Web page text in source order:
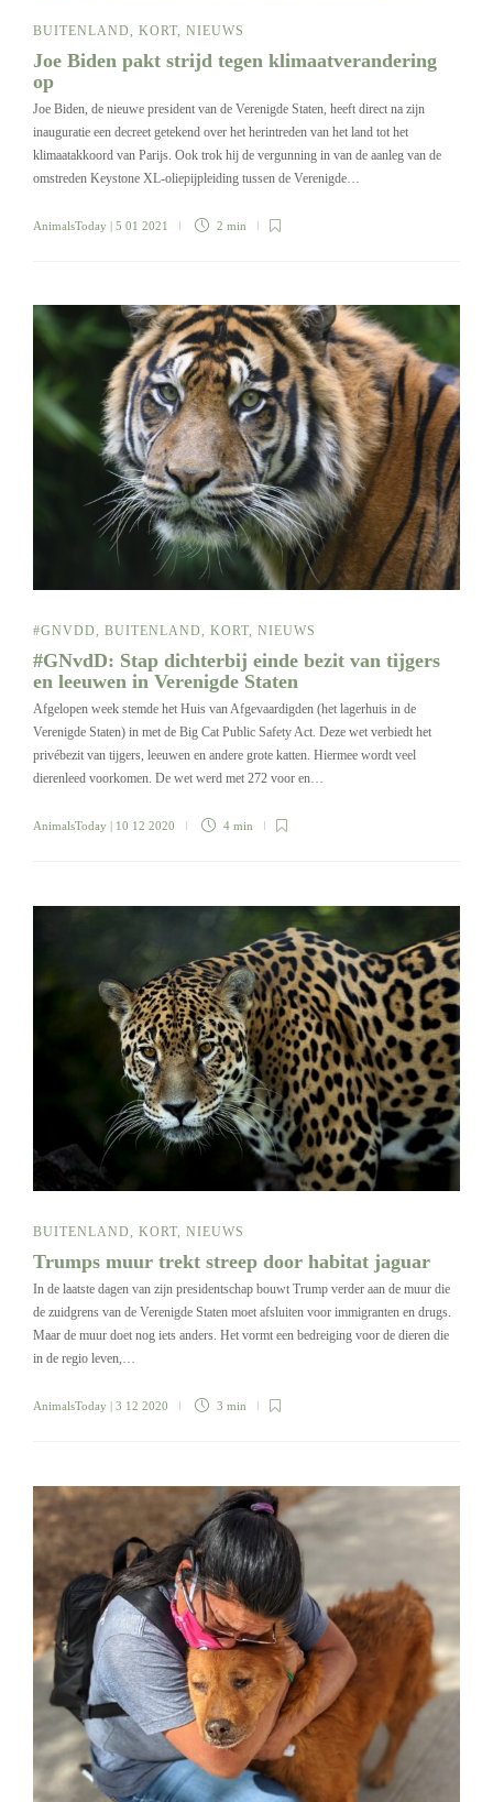
BUITENLAND KORT NIEUWS
Joe Biden pakt strijd tegen klimaatverandering
op
Joe Biden, de nieuwe president van de Verenigde Staten, heeft direct na zijn
inauguratie een decreet getekend over het herintreden van het land tot het
klimaatakkoord van Parijs. Ook trok hij de vergunning in van de aanleg van de
omstreden Keystone XL-oliepijpleiding tussen de Verenigde…
AnimalsToday | 5 01 2021 2 min
#GNVDD BUITENLAND KORT NIEUWS
#GNvdD: Stap dichterbij einde bezit van tijgers
en leeuwen in Verenigde Staten
Afgelopen week stemde het Huis van Afgevaardigden (het lagerhuis in de
Verenigde Staten) in met de Big Cat Public Safety Act. Deze wet verbiedt het
privébezit van tijgers, leeuwen en andere grote katten. Hiermee wordt veel
dierenleed voorkomen. De wet werd met 272 voor en…
AnimalsToday | 10 12 2020 4 min
BUITENLAND KORT NIEUWS
Trumps muur trekt streep door habitat jaguar
In de laatste dagen van zijn presidentschap bouwt Trump verder aan de muur die
de zuidgrens van de Verenigde Staten moet afsluiten voor immigranten en drugs.
Maar de muur doet nog iets anders. Het vormt een bedreiging voor de dieren die
in de regio leven,…
AnimalsToday | 3 12 2020 3 min